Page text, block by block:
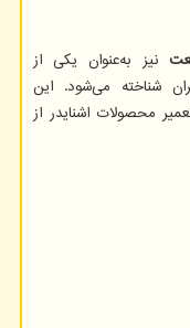
نیز به‌عنوان یکی از
شناخته می‌شود. این
محصولات اشنایدر از